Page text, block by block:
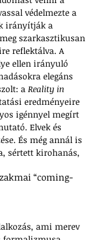
védelmezte a
irányítják a
szarkasztikusan
reflektálva. A
ellen irányuló
elegáns
a Reality in
eredményeire
igénnyel megírt
Elvek és
És még annál is
sértett kirohanás,
“coming-
ami merev